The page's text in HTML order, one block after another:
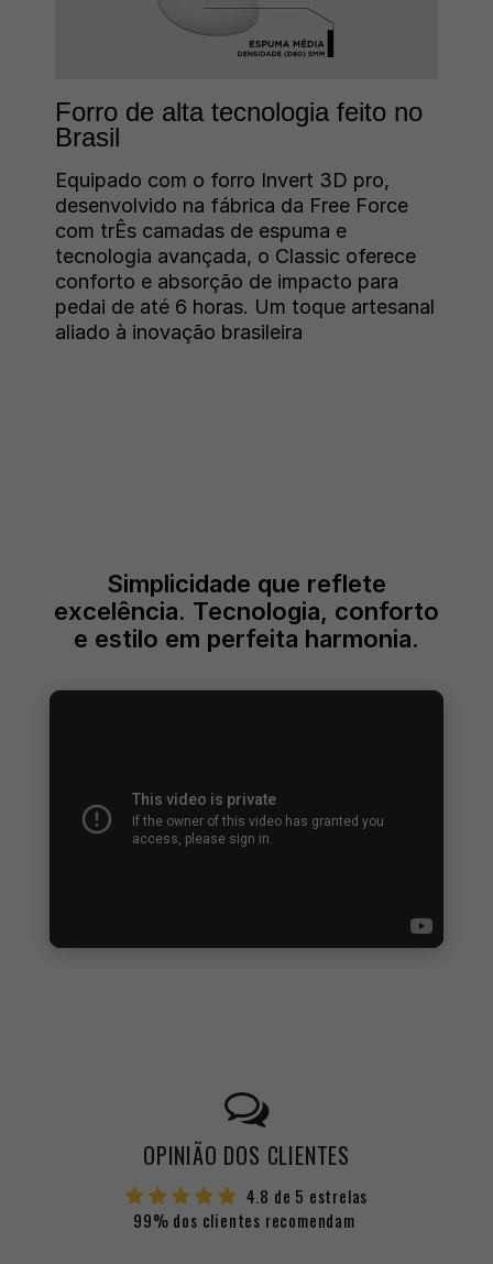
Forro de alta tecnologia feito no
Brasil
Equipado com o forro Invert 3D pro,
desenvolvido na fábrica da Free Force
com trÊs camadas de espuma e
tecnologia avançada, o Classic oferece
conforto e absorção de impacto para
pedai de até 6 horas. Um toque artesanal
aliado à inovação brasileira
Simplicidade que reflete
excelência. Tecnologia, conforto
e estilo em perfeita harmonia.
OPINIÃO DOS CLIENTES
4.8 de 5 estrelas
99% dos clientes recomendam